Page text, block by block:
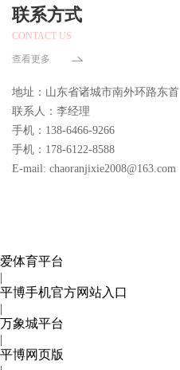
联系方式
CONTACT US
查看更多
地址：山东省诸城市南外环路东首
联系人：李经理
手机：138-6466-9266
手机：178-6122-8588
E-mail: chaoranjixie2008@163.com
爱体育平台
|
平博手机官方网站入口
|
万象城平台
|
平博网页版